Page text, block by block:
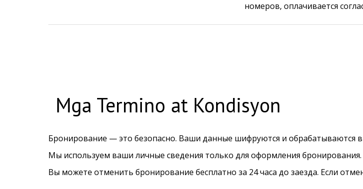
номеров, оплачивается
Mga Termino at Kondisyon
Бронирование — это безопасно. Ваши данные шифруются и
Мы используем ваши личные сведения только для оформления бронирования.
Вы можете отменить бронирование бесплатно за 24 часа до заезда. Если